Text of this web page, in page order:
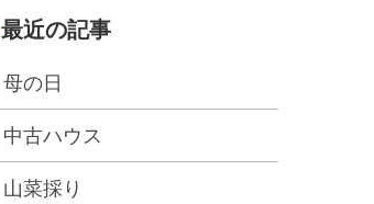
最近の記事
母の日
中古ハウス
山菜採り